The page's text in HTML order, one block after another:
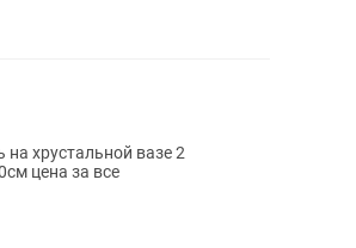
небольших скола, общий диаметр вазы 22см, высота борта 10см цена за все